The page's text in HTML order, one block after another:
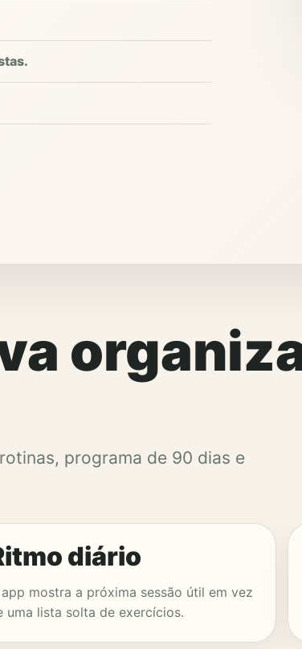
programa de 90 dias e
diário
app mostra a próxima sessão útil em vez
uma lista solta de exercícios.